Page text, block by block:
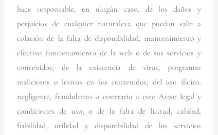
hace responsable, en ningún caso, de los daños y
perjuicios de cualquier naturaleza que puedan salir a
colación de la falta de disponibilidad, mantenimiento y
efectivo funcionamiento de la web o de sus servicios y
contenidos; de la existencia de virus, programas
maliciosos o lesivos en los contenidos; del uso ilícito,
negligente, fraudulento o contrario a este Aviso legal y
condiciones de uso; o de la falta de licitud, calidad,
fiabilidad, utilidad y disponibilidad de los servicios